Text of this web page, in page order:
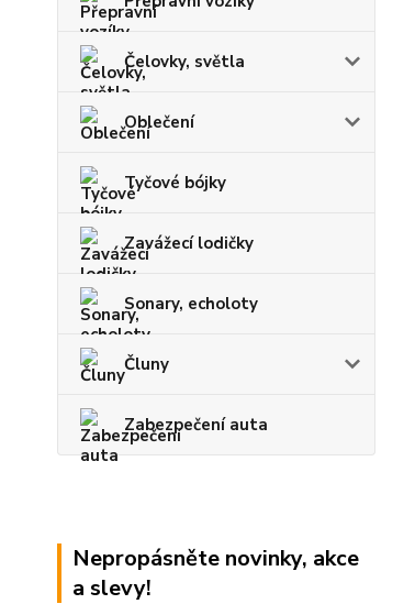
Čelovky, světla
Oblečení
Tyčové bójky
Zavážecí lodičky
Sonary, echoloty
Čluny
Zabezpečení auta
Nepropásněte novinky, akce
a slevy!